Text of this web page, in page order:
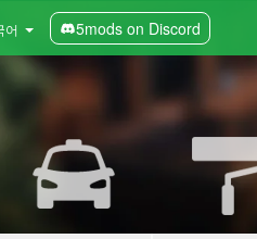
어 5mods on Discord